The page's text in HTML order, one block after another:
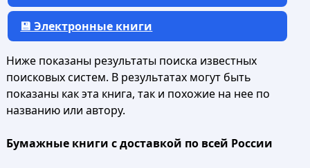
💾 Электронные книги
Ниже показаны результаты поиска известных
поисковых систем. В результатах могут быть
показаны как эта книга, так и похожие на нее по
названию или автору.
Бумажные книги с доставкой по всей России